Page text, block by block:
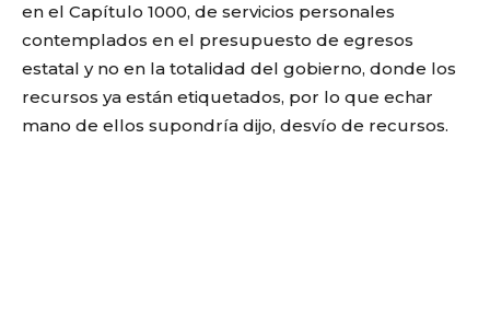
en el Capítulo 1000, de servicios personales
contemplados en el presupuesto de egresos
estatal y no en la totalidad del gobierno, donde los
recursos ya están etiquetados, por lo que echar
mano de ellos supondría dijo, desvío de recursos.